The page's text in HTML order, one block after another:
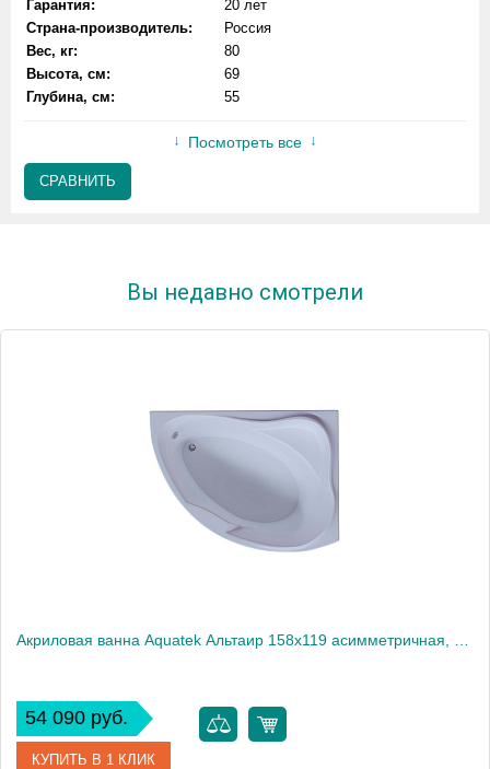
Гарантия:
20 лет
Страна-производитель:
Россия
Вес, кг:
80
Высота, см:
69
Глубина, см:
55
Посмотреть все
СРАВНИТЬ
Вы недавно смотрели
54 090 руб.
КУПИТЬ В 1 КЛИК